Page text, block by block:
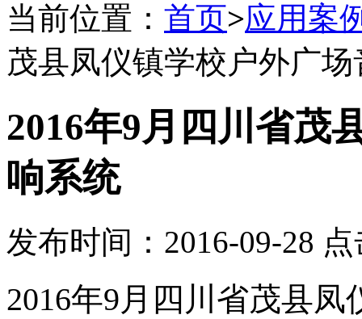
当前位置： 首页>应用案
茂县凤仪镇学校户外广
2016年9月四川省茂
响系统
发布时间：2016-09-28
2016年9月四川省茂县